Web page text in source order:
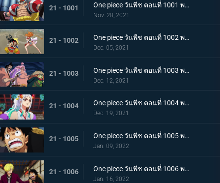
21 - 1001 One piece วันพีช ตอนที่ 1001 พากย์ไทย การเชื้อเชิญที่อันตราย แผนกำจัดควีน
Nov. 28, 2021
21 - 1002 One piece วันพีช ตอนที่ 1002 พากย์ไทย โชคชะตาครั้งใหม่ นามิ กับ อุลติ
Dec. 05, 2021
21 - 1003 One piece วันพีช ตอนที่ 1003 พากย์ไทย ดาบแห่งความเด็ดเดี่ยว! ปลอกดาบแดงปะทะไคโดอีกครั้ง
Dec. 12, 2021
21 - 1004 One piece วันพีช ตอนที่ 1004 พากย์ไทย ท่าที่รับสืบทอดมา ระเบิดท่าเพลงดาบลับของโอเด้ง
Dec. 19, 2021
21 - 1005 One piece วันพีช ตอนที่ 1005 พากย์ไทย อานุภาพของอสูรน้ำแข็ง กระสุนภัยโรคระบาดแบบใหม่
Jan. 09, 2022
21 - 1006 One piece วันพีช ตอนที่ 1006 พากย์ไทย อภัยให้ไม่ได้! การตัดสินใจของช็อปเปอร์
Jan. 16, 2022